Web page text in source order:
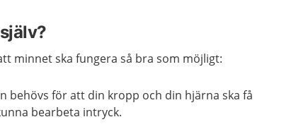
minnet ska fungera så bra som möjligt:
behövs för att din kropp och din hjärna ska få
bearbeta intryck.